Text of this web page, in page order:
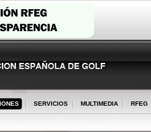
SERVICIOS MULTIMEDIA RFEG